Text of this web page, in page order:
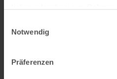
Notwendig
Präferenzen